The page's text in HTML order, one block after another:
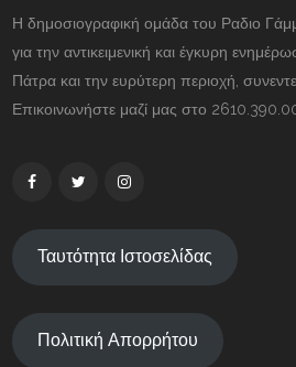
Η δημοσιογραφική ομάδα του Ραδιο
για την αντικειμενική και έγκυρη
Πάτρα και την ευρύτερη περιοχή,
Επικοινωνήστε μαζί μας στο
Ταυτότητα Ιστοσελίδας
Πολιτική Απορρήτου